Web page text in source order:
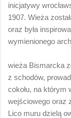
inicjatywy
1907. Wieża
oraz była
wymienionego
wieża Bismarcka
z schodów,
cokołu, na którym
wejściowego oraz
Lico muru dzielą